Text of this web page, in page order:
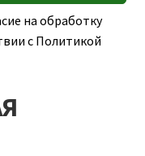
на обработку
с Политикой